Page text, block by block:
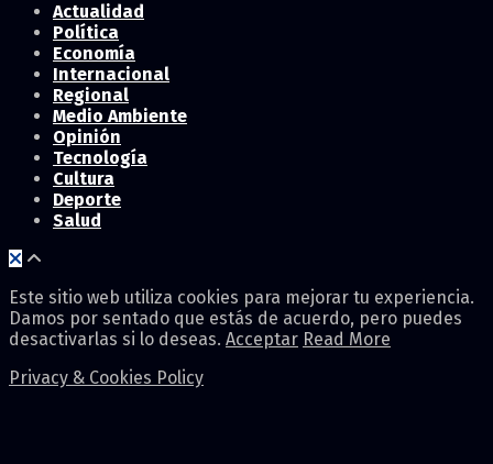
Actualidad
Política
Economía
Internacional
Regional
Medio Ambiente
Opinión
Tecnología
Cultura
Deporte
Salud
Este sitio web utiliza cookies para mejorar tu experiencia.
Damos por sentado que estás de acuerdo, pero puedes
desactivarlas si lo deseas. Acceptar Read More
Privacy & Cookies Policy